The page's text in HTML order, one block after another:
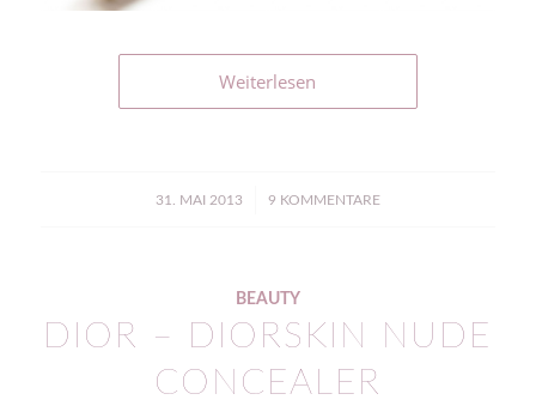
Weiterlesen
31. MAI 2013
/ 9 KOMMENTARE
BEAUTY
DIOR – DIORSKIN NUDE
CONCEALER